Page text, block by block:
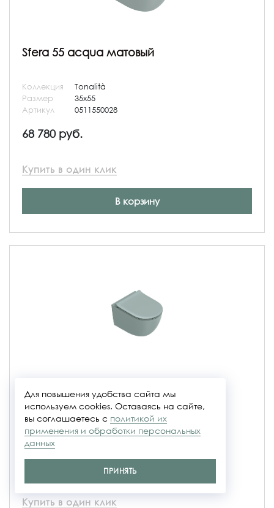
Sfera 55 acqua матовый
Коллекция
Tonalità
Размер
35x55
Артикул
0511550028
68 780 руб.
Купить в один клик
В корзину
Коллекция
Tonalità
Размер
50x35x33,8
Артикул
Купить в один клик
Для повышения удобства сайта мы
используем cookies. Оставаясь на сайте,
вы соглашаетесь с политикой их
применения и обработки персональных
данных
ПРИНЯТЬ